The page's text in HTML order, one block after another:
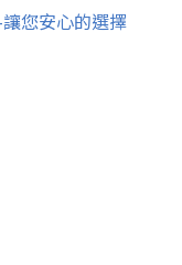
您安心的選擇